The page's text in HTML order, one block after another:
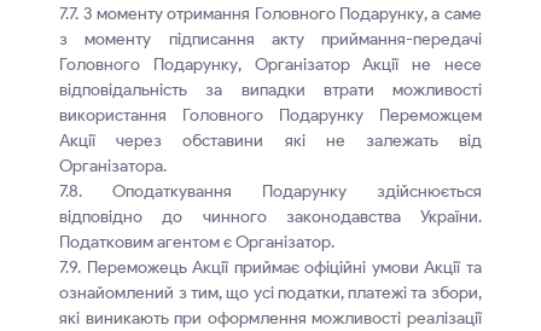
7.7. З моменту отримання Головного Подарунку, а саме
з моменту підписання акту приймання-передачі
Головного Подарунку, Організатор Акції не несе
відповідальність за випадки втрати можливості
використання Головного Подарунку Переможцем
Акції через обставини які не залежать від
Організатора.
7.8. Оподаткування Подарунку здійснюється
відповідно до чинного законодавства України.
Податковим агентом є Організатор.
7.9. Переможець Акції приймає офіційні умови Акції та
ознайомлений з тим, що усі податки, платежі та збори,
які виникають при оформлення можливості реалізації